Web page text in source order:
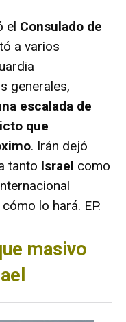
el Consulado de
a varios
generales,
escalada de
que
. Irán dejó
tanto Israel como
lo hará. EP.
masivo